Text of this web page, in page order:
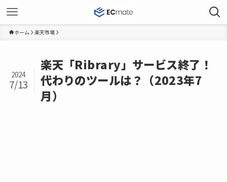
ホーム 楽天市場
楽天「Ribrary」サービス終了！
代わりのツールは？（2023年7
月）
2024
7/13